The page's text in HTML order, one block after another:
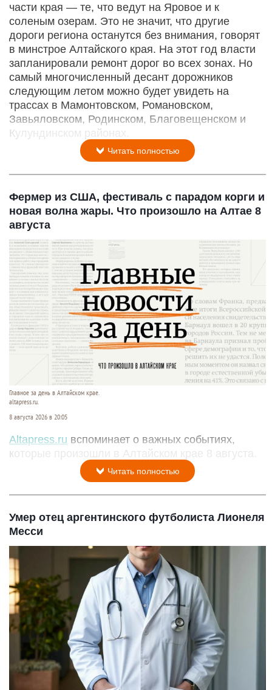
части края — те, что ведут на Яровое и к
соленым озерам. Это не значит, что другие
дороги региона останутся без внимания, говорят
в минстрое Алтайского края. На этот год власти
запланировали ремонт дорог во всех зонах. Но
самый многочисленный десант дорожников
следующим летом можно будет увидеть на
трассах в Мамонтовском, Романовском,
Завьяловском, Родинском, Благовещенском и
Кулундинском районах.
Читать полностью
Фермер из США, фестиваль с парадом корги и
новая волна жары. Что произошло на Алтае 8
августа
Главное за день в Алтайском крае.
altapress.ru.
8 августа 2026 в 20:05
Altapress.ru вспоминает о важных событиях,
которые произошли в Алтайском крае 8 августа.
Читать полностью
Умер отец аргентинского футболиста Лионеля
Месси